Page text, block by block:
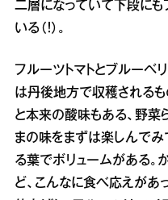
二層になっていて下段にも
いる（！）。
フルーツトマトとブルーベ
は丹後地方で収穫されるも
と本来の酸味もある、野菜
まの味をまずは楽しんでみ
る葉でボリュームがある。
ど、こんなに食べ応えがあ